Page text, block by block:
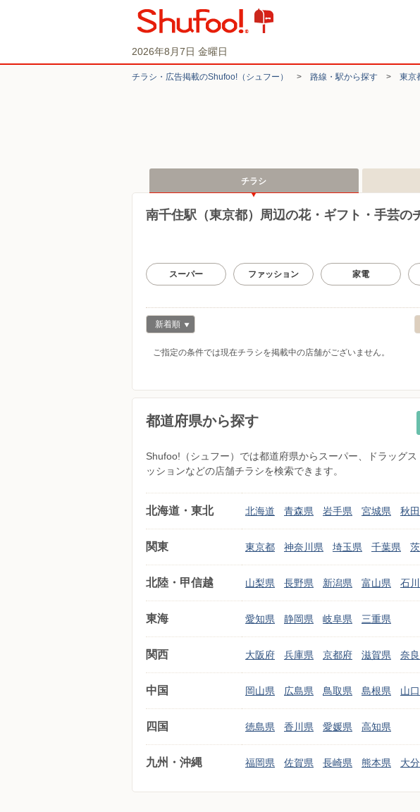
2026年8月7日 金曜日
チラシ・​広告掲載の​Shufoo!​（シュフー） > 路線・駅から探す > 東京
チラシ
南千住駅（東京都）周辺の花・ギフト・手芸の
スーパー ファッション 家電
新着順
ご指定の条件では現在チラシを掲載中の店舗がございません。
都道府県から探す
Shufoo!（シュフー）では都道府県からスーパー、ドラッグ
ッションなどの店舗チラシを検索できます。
北海道・東北 北海道 青森県 岩手県 宮城県 秋
関東 東京都 神奈川県 埼玉県 千葉県
北陸・甲信越 山梨県 長野県 新潟県 富山県 石
東海 愛知県 静岡県 岐阜県 三重県
関西 大阪府 兵庫県 京都府 滋賀県 奈
中国 岡山県 広島県 鳥取県 島根県 山
四国 徳島県 香川県 愛媛県 高知県
九州・沖縄 福岡県 佐賀県 長崎県 熊本県 大